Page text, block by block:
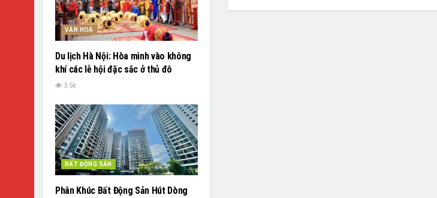
VĂN HOÁ
Du lịch Hà Nội: Hòa mình vào không
khí các lễ hội đặc sắc ở thủ đô
3.5k
BẤT ĐỘNG SẢN
Phân Khúc Bất Động Sản Hút Dòng